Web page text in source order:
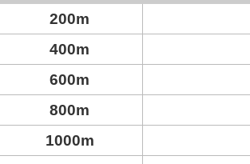
200m
400m
600m
800m
1000m